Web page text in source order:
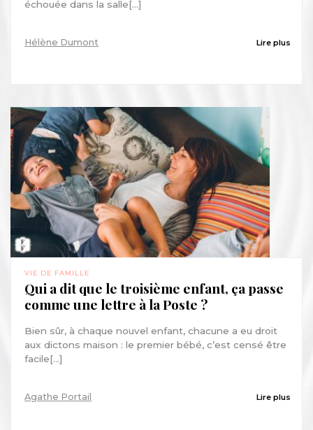
échouée dans la salle[...]
Hélène Dumont Lire plus
VIE DE FAMILLE
Qui a dit que le troisième enfant, ça passe
comme une lettre à la Poste ?
Bien sûr, à chaque nouvel enfant, chacune a eu droit
aux dictons maison : le premier bébé, c’est censé être
facile[...]
Agathe Portail Lire plus